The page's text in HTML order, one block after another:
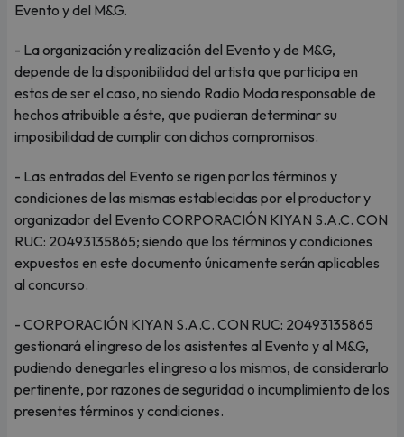
Evento y del M&G.
- La organización y realización del Evento y de M&G,
depende de la disponibilidad del artista que participa en
estos de ser el caso, no siendo Radio Moda responsable de
hechos atribuible a éste, que pudieran determinar su
imposibilidad de cumplir con dichos compromisos.
- Las entradas del Evento se rigen por los términos y
condiciones de las mismas establecidas por el productor y
organizador del Evento CORPORACIÓN KIYAN S.A.C. CON
RUC: 20493135865; siendo que los términos y condiciones
expuestos en este documento únicamente serán aplicables
al concurso.
- CORPORACIÓN KIYAN S.A.C. CON RUC: 20493135865
gestionará el ingreso de los asistentes al Evento y al M&G,
pudiendo denegarles el ingreso a los mismos, de considerarlo
pertinente, por razones de seguridad o incumplimiento de los
presentes términos y condiciones.